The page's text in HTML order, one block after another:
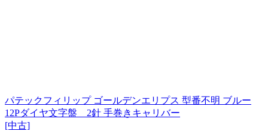
パテックフィリップ ゴールデンエリプス 型番不明 ブルー
12Pダイヤ文字盤 2針 手巻きキャリバー
[中古]